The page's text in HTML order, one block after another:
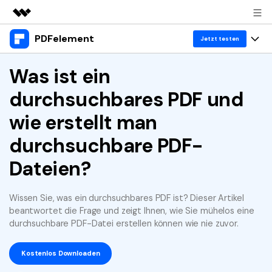
Top-Produkte
Dienstprogramme
Business
Überblick
Über uns
Presseraum
Shop
PDFelement Jetzt testen
Produkte
Desktop
PDFelement für Windows
PDFelement für Mac
Mobile App
PDFelement für iPhone/iPad
PDFelement für Android
Cloud
Lösungen
Benutzer im Bildungswesen
PDF lesen
PDF kommentieren
PDF erstellen
PDF kombinieren
Ressourcen
Heiße Themen
How-Tos
Mac-Software
OCR PDF Tipps
Business
KMU von 1-10p
10p+ Unternehmen
Jetzt kaufen Anmelden
Was ist ein
durchsuchbares PDF und
wie erstellt man
durchsuchbare PDF-
Dateien?
Wissen Sie, was ein durchsuchbares PDF ist? Dieser Artikel
beantwortet die Frage und zeigt Ihnen, wie Sie mühelos eine
durchsuchbare PDF-Datei erstellen können wie nie zuvor.
Kostenlos Downloaden